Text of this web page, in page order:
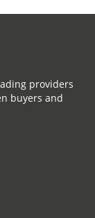
providers
buyers and